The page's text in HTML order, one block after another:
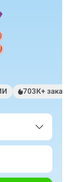
703К+